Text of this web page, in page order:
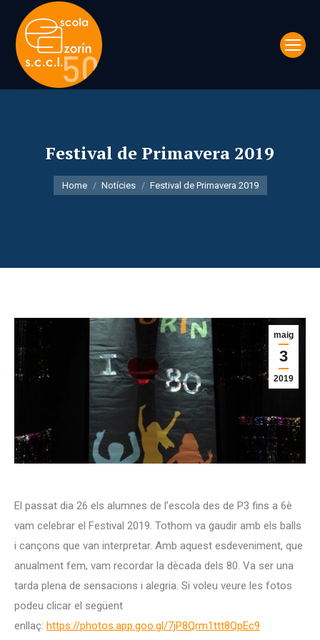
Festival de Primavera 2019
You are here:
Home Notícies Festival de Primavera 2019
maig
3
2019
El passat dia 26 els alumnes de l’escola des de P3 fins a 6è
vam celebrar el Festival 2019. Tothom va gaudir amb els balls
i cançons que van interpretar. Amb aquest esdeveniment, que
anualment fem, vam recordar la dècada dels 80. Va ser una
tarda plena de sensacions i alegria. Si voleu veure les fotos
podeu clicar el següent
enllaç: https://photos.app.goo.gl/7jP8Qrm1ttt8QpEc9